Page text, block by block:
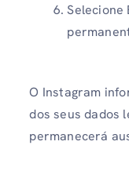
Selecione
O Instagram
dos seus dados
permanecerá